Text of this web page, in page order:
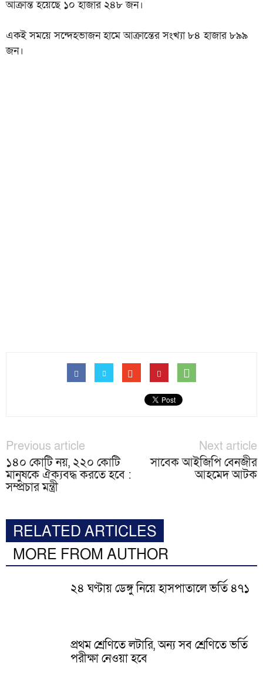
আক্রান্ত হয়েছে ১০ হাজার ২৪৮ জন।
একই সময়ে সন্দেহভাজন হামে আক্রান্তের সংখ্যা ৮৪ হাজার ৮৯৯
জন।
Previous article
১৪০ কোটি নয়, ২২০ কোটি
মানুষকে ঐক্যবদ্ধ করতে হবে :
সম্প্রচার মন্ত্রী
Next article
সাবেক আইজিপি বেনজীর
আহমেদ আটক
RELATED ARTICLES
MORE FROM AUTHOR
২৪ ঘণ্টায় ডেঙ্গু নিয়ে হাসপাতালে ভর্তি ৪৭১
প্রথম শ্রেণিতে লটারি, অন্য সব শ্রেণিতে ভর্তি
পরীক্ষা নেওয়া হবে